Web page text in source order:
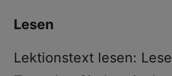
Lesen
Lektionstext lesen: